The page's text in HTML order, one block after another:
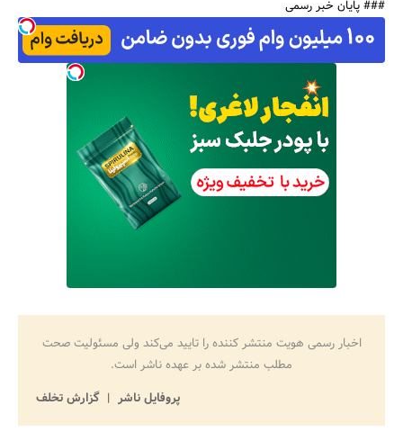
### پایان خبر رسمی
اخبار رسمی هویت منتشر کننده را تایید می‌کند ولی مسئولیت صحت
مطلب منتشر شده بر عهده ناشر است.
پروفایل ناشر
گزارش تخلف